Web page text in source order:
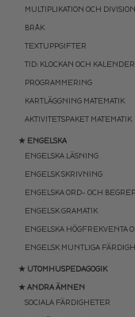
MULTIPLIKATION OCH DIVISION
BRÅK
TEXTUPPGIFTER
TID: KLOCKAN OCH KALENDER
PROGRAMMERING
KARTLÄGGNING MATEMATIK
AKTIVITETSPAKET MATEMATIK
★ ENGELSKA
ENGELSKA LÄSNING
ENGELSK SKRIVNING
ENGELSKA ORD- OCH
ENGELSK GRAMATIK
ENGELSKA HÖGFREKVENTA
ENGELSK MUNTLIGA
★ UTOMHUSPEDAGOGIK
★ ANDRA ÄMNEN
SOCIALA FÄRDIGHETER